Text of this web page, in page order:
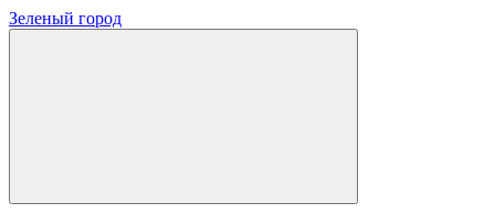
Зеленый город